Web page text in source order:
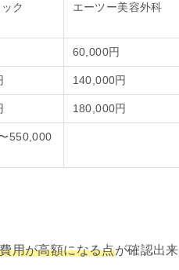
ク エーツー美容外科
60,000円
140,000円
180,000円
550,000
用が高額になる点が確認出来